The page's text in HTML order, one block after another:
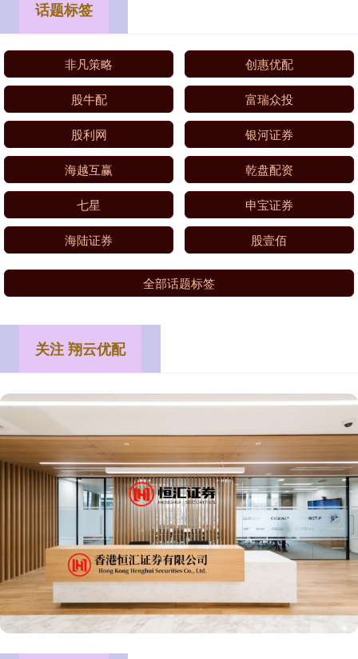
话题标签
非凡策略 创惠优配
股牛配 富瑞众投
股利网 银河证券
海越互赢 乾盘配资
七星 申宝证券
海陆证券 股壹佰
全部话题标签
关注 翔云优配